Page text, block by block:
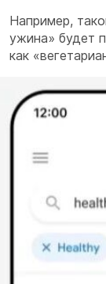
Например,
ужина» будет
как